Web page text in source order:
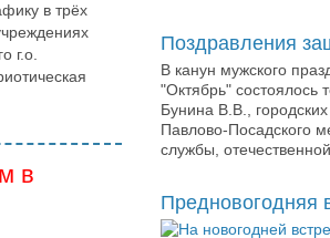
в трёх
г.о.
в
Поздравления
В канун мужского
"Октябрь" состоялось
Бунина В.В.,
Павлово-Посадского
службы,
Предновогодняя